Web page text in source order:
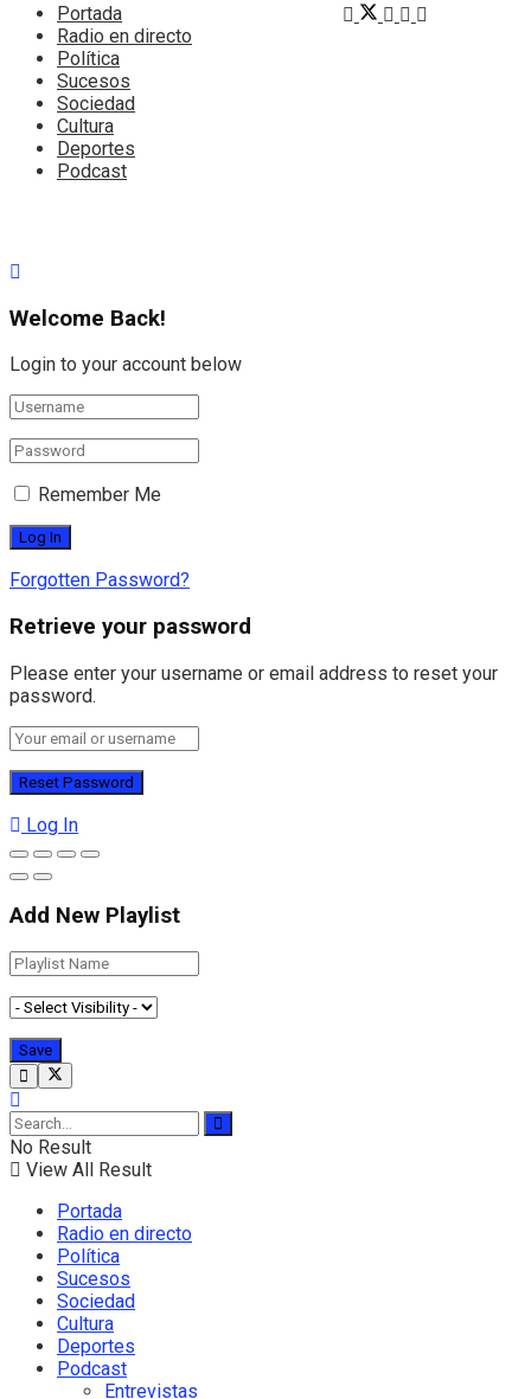
Portada
Radio en directo
Política
Sucesos
Sociedad
Cultura
Deportes
Podcast
Welcome Back!
Login to your account below
Remember Me
Forgotten Password?
Retrieve your password
Please enter your username or email address to reset your
password.
Log In
Add New Playlist
No Result
View All Result
Portada
Radio en directo
Política
Sucesos
Sociedad
Cultura
Deportes
Podcast
Entrevistas